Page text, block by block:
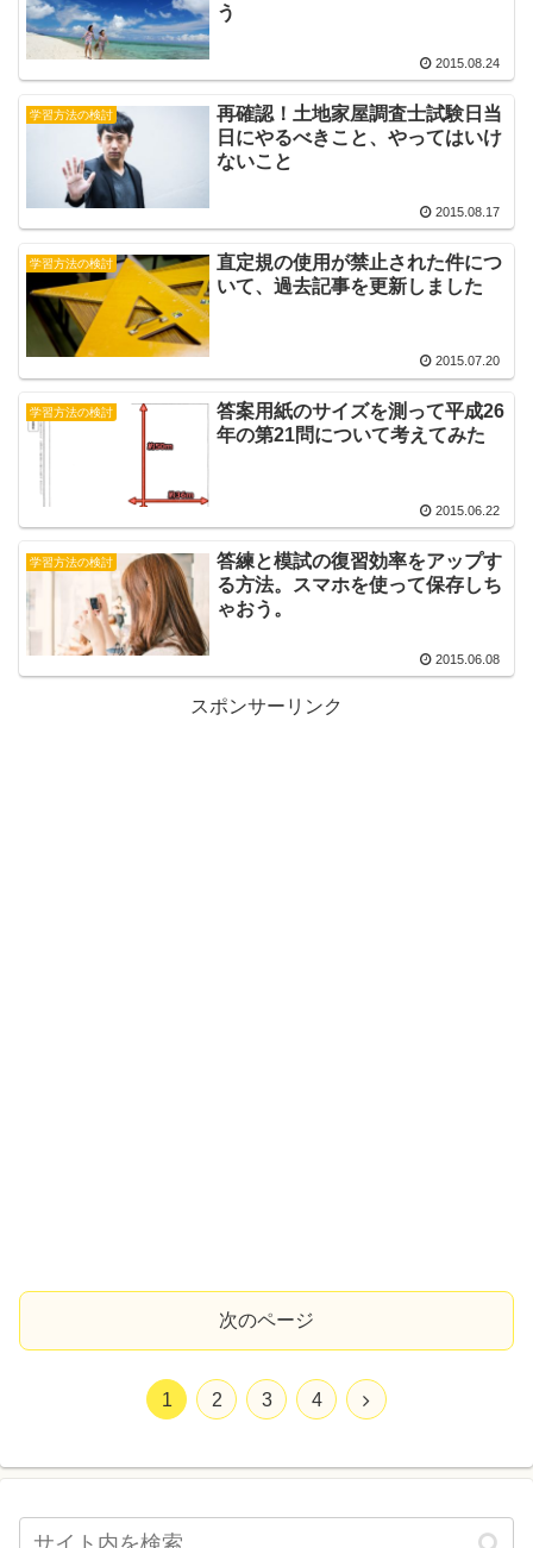
う
2015.08.24
学習方法の検討
再確認！土地家屋調査士試験日当
日にやるべきこと、やってはいけ
ないこと
2015.08.17
学習方法の検討
直定規の使用が禁止された件につ
いて、過去記事を更新しました
2015.07.20
学習方法の検討
答案用紙のサイズを測って平成26
年の第21問について考えてみた
2015.06.22
学習方法の検討
答練と模試の復習効率をアップす
る方法。スマホを使って保存しち
ゃおう。
2015.06.08
スポンサーリンク
次のページ
1 2 3 4